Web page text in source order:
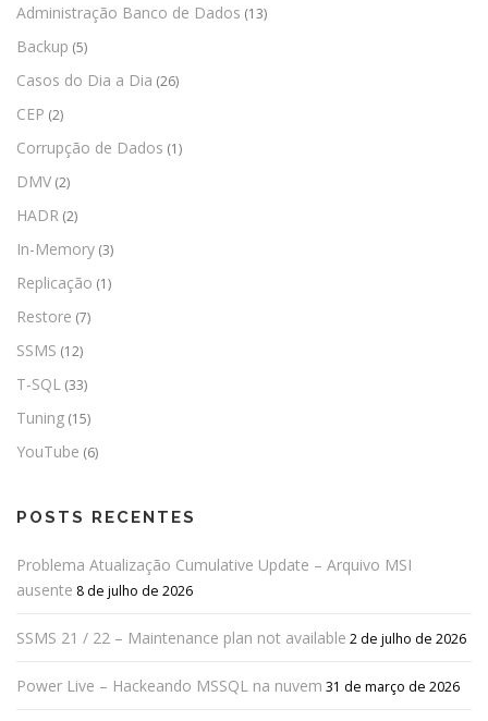
Administração Banco de Dados (13)
Backup (5)
Casos do Dia a Dia (26)
CEP (2)
Corrupção de Dados (1)
DMV (2)
HADR (2)
In-Memory (3)
Replicação (1)
Restore (7)
SSMS (12)
T-SQL (33)
Tuning (15)
YouTube (6)
POSTS RECENTES
Problema Atualização Cumulative Update – Arquivo MSI
ausente 8 de julho de 2026
SSMS 21 / 22 – Maintenance plan not available 2 de julho de 2026
Power Live – Hackeando MSSQL na nuvem 31 de março de 2026